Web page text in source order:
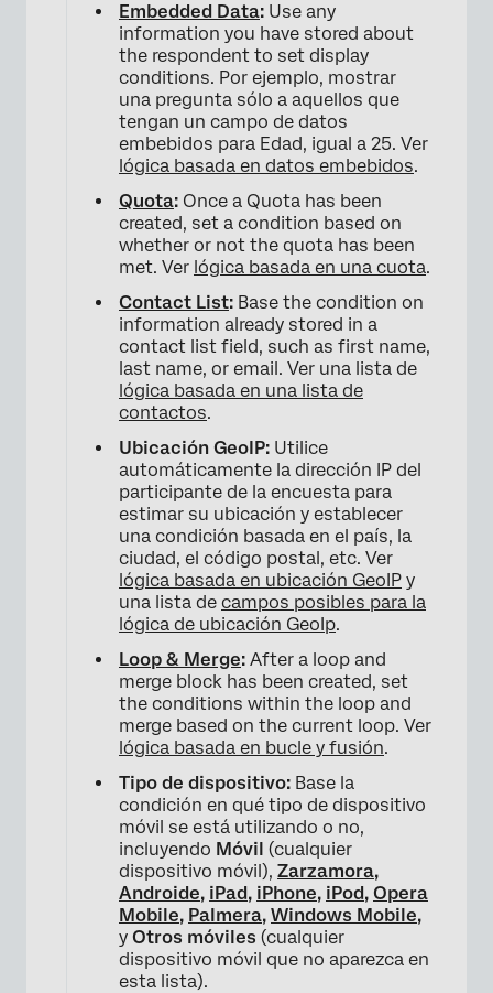
×
×
×
Embedded Data: Use any
information you have stored about
the respondent to set display
conditions. Por ejemplo, mostrar
una pregunta sólo a aquellos que
tengan un campo de datos
embebidos para Edad, igual a 25. Ver
lógica basada en datos embebidos.
Quota: Once a Quota has been
created, set a condition based on
whether or not the quota has been
met. Ver lógica basada en una cuota.
Contact List: Base the condition on
information already stored in a
contact list field, such as first name,
last name, or email. Ver una lista de
lógica basada en una lista de
contactos.
Ubicación GeoIP: Utilice
automáticamente la dirección IP del
participante de la encuesta para
estimar su ubicación y establecer
una condición basada en el país, la
ciudad, el código postal, etc. Ver
lógica basada en ubicación GeoIP y
una lista de campos posibles para la
lógica de ubicación GeoIp.
Loop & Merge: After a loop and
merge block has been created, set
the conditions within the loop and
merge based on the current loop. Ver
lógica basada en bucle y fusión.
Tipo de dispositivo: Base la
condición en qué tipo de dispositivo
móvil se está utilizando o no,
incluyendo Móvil (cualquier
dispositivo móvil), Zarzamora,
Androide, iPad, iPhone, iPod, Opera
Mobile, Palmera, Windows Mobile,
y Otros móviles (cualquier
dispositivo móvil que no aparezca en
esta lista).